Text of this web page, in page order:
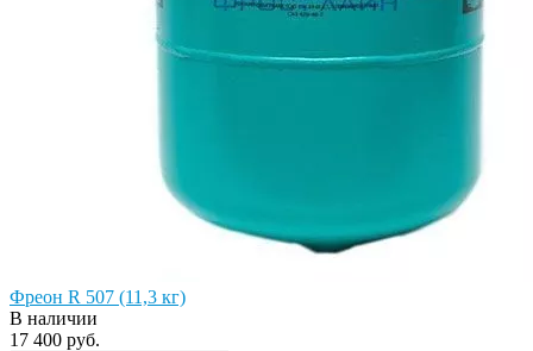
Фреон R 507 (11,3 кг)
В наличии
17 400 руб.